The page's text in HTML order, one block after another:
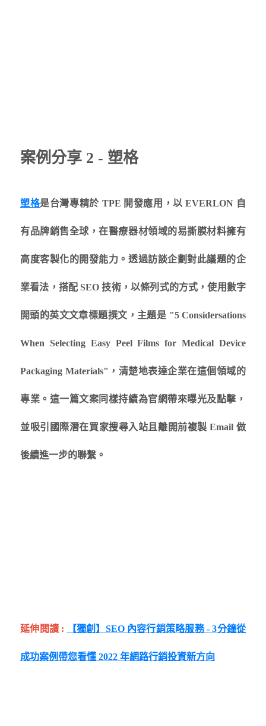
案例分享 2 - 塑格
塑格是台灣專精於 TPE 開發應用，以 EVERLON 自
有品牌銷售全球，在醫療器材領域的易撕膜材料擁有
高度客製化的開發能力。透過訪談企劃對此議題的企
業看法，搭配 SEO 技術，以條列式的方式，使用數字
開頭的英文文章標題撰文，主題是 "5 Considersations
When Selecting Easy Peel Films for Medical Device
Packaging Materials"，清楚地表達企業在這個領域的
專業。這一篇文案同樣持續為官網帶來曝光及點擊，
並吸引國際潛在買家搜尋入站且離開前複製 Email 做
後續進一步的聯繫。
延伸閱讀 : 【獨創】SEO 內容行銷策略服務 - 3分鐘從
成功案例帶您看懂 2022 年網路行銷投資新方向